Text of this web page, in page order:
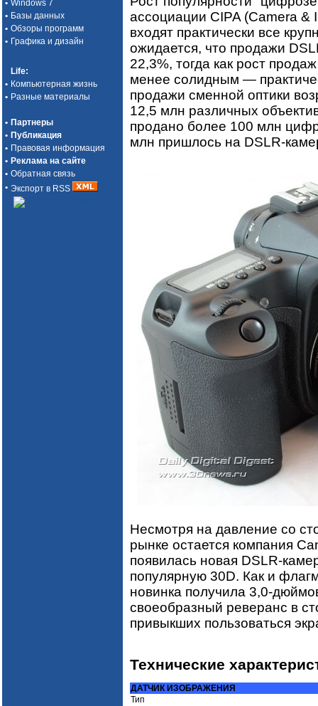
• Windows 7
• Базы данных
• Обзоры программ
• Графика и дизайн
Life:
• Компьютерная жизнь
• Разные материалы
• Партнеры
• Публикация
• Правовая информация
• Реклама на сайте
• Обратная связь
• Экспорт в RSS
ассоциации CIPA (Camera &
входят практически все
ожидается, что продажи
22,3%, тогда как рост
менее солидным —
продажи сменной оптики
12,5 млн различных
продано более 100 млн
млн пришлось на DSLR-
Несмотря на давление со
рынке остается компания
появилась новая DSLR-
популярную 30D. Как и
новинка получила 3,0-
своеобразный реверанс в
привыкших пользоваться
Технические
ДАТЧИК ИЗОБРАЖЕНИЯ
Тип